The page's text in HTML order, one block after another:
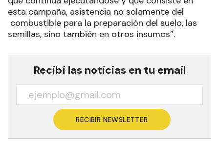
esta campaña, asistencia no solamente del
combustible para la preparación del suelo, las
semillas, sino también en otros insumos”.
Recibí las noticias en tu email
RECIBIR NEWSLETTER